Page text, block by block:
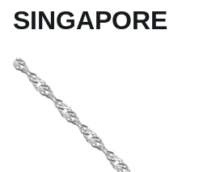
PRSTENY
NÁUŠNICE
SINGAPORE